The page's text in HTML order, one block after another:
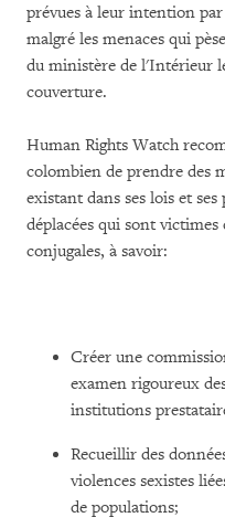
prévues à leur intention
malgré les menaces qui
du ministère de l'Intérieur
couverture.
Human Rights Watch
colombien de prendre des
existant dans ses lois et
déplacées qui sont victimes
conjugales, à savoir:
Créer une
examen rigoureux
institutions
Recueillir des
violences sexistes
de populations;